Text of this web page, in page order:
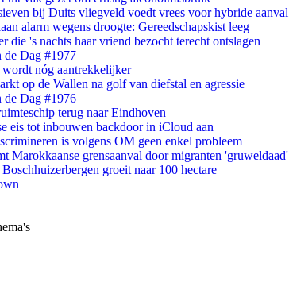
bij Duits vliegveld voedt vrees voor hybride aanval
alarm wegens droogte: Gereedschapskist leeg
die 's nachts haar vriend bezocht terecht ontslagen
de Dag #1977
nóg aantrekkelijker
op de Wallen na golf van diefstal en agressie
de Dag #1976
terug naar Eindhoven
eis tot inbouwen backdoor in iCloud aan
is volgens OM geen enkel probleem
Marokkaanse grensaanval door migranten 'gruweldaad'
groeit naar 100 hectare